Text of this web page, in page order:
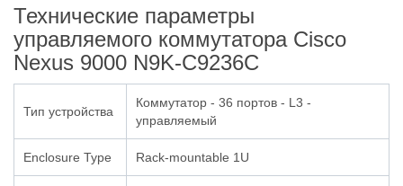
Технические параметры
управляемого коммутатора Cisco
Nexus 9000 N9K-C9236C
Тип устройства
Коммутатор - 36 портов - L3 -
управляемый
Enclosure Type Rack-mountable 1U